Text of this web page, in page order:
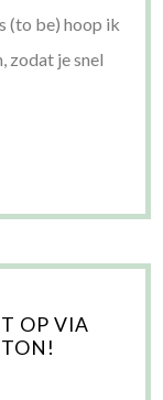
(to be) hoop ik
zodat je snel
OP VIA